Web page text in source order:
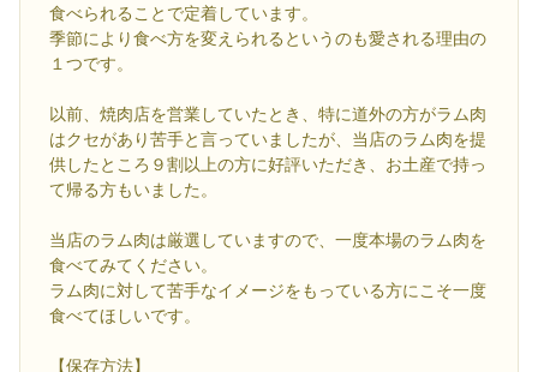
食べられることで定着しています。
季節により食べ方を変えられるというのも愛される理由の
１つです。
以前、焼肉店を営業していたとき、特に道外の方がラム肉
はクセがあり苦手と言っていましたが、当店のラム肉を提
供したところ９割以上の方に好評いただき、お土産で持っ
て帰る方もいました。
当店のラム肉は厳選していますので、一度本場のラム肉を
食べてみてください。
ラム肉に対して苦手なイメージをもっている方にこそ一度
食べてほしいです。
【保存方法】